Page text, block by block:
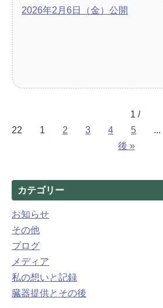
2026年2月6日（金）公開
1 /
22
1 2 3 4 5 ...
後 »
カテゴリー
お知らせ
その他
ブログ
メディア
私の想いと記録
臓器提供とその後